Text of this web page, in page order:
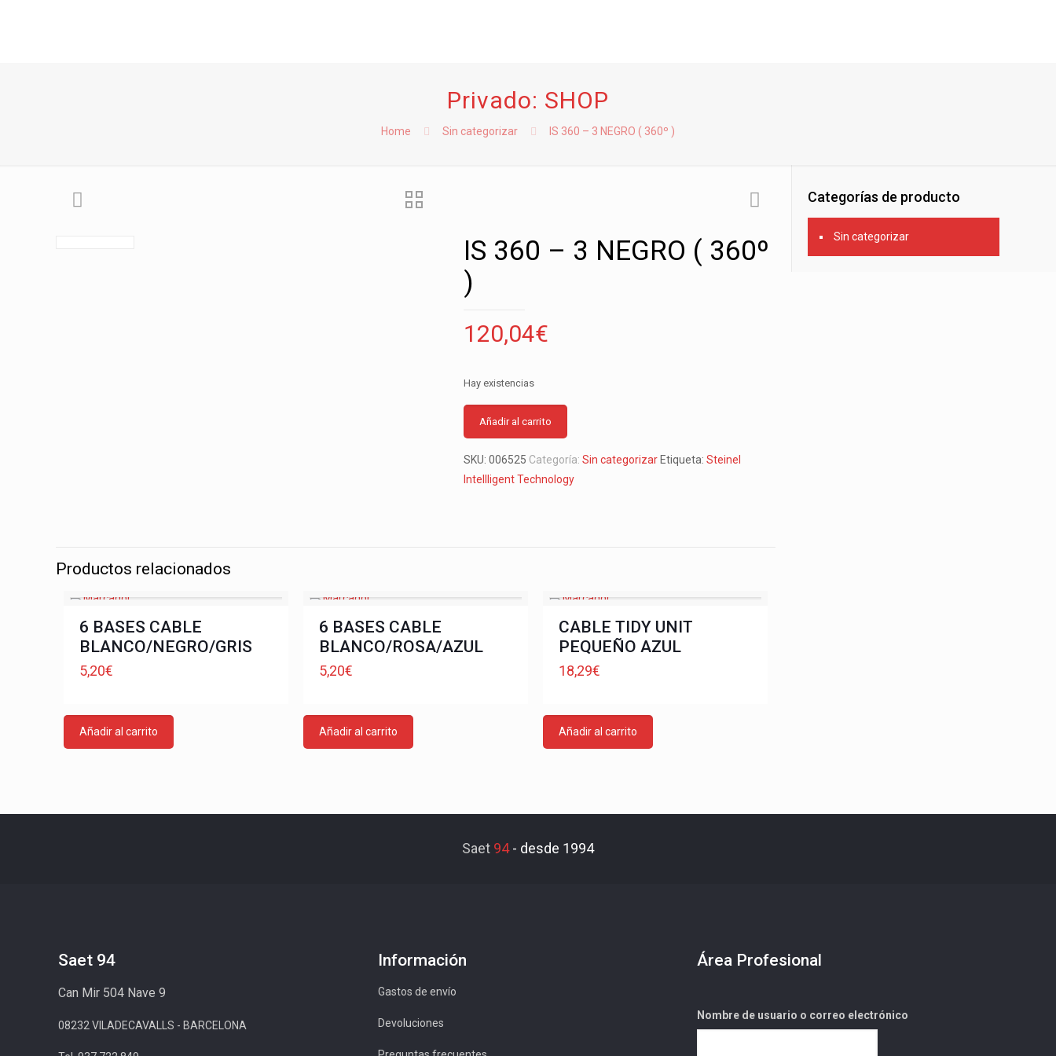
Privado: SHOP
Home Sin categorizar IS 360 – 3 NEGRO ( 360º )
IS 360 – 3 NEGRO ( 360º
)
120,04€
Hay existencias
Añadir al carrito
SKU:006525 Categoría:Sin categorizar Etiqueta:Steinel
Intellligent Technology
Productos relacionados
6 BASES CABLE
BLANCO/NEGRO/GRIS
5,20€
Añadir al carrito
6 BASES CABLE
BLANCO/ROSA/AZUL
5,20€
Añadir al carrito
CABLE TIDY UNIT
PEQUEÑO AZUL
18,29€
Añadir al carrito
Categorías de producto
Sin categorizar
Saet 94- desde 1994
Saet 94
Can Mir 504 Nave 9
08232 VILADECAVALLS - BARCELONA
Información
Gastos de envío
Devoluciones
Área Profesional
Nombre de usuario o correo electrónico